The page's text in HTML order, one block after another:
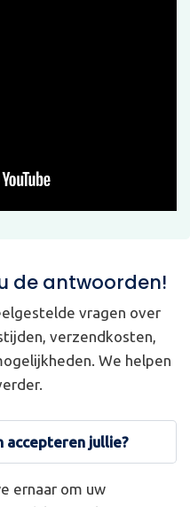
de antwoorden!
vragen over
verzendkosten,
We helpen
accepteren jullie?
ernaar om uw